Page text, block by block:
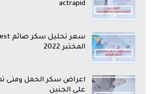
actrapid
المختبر 2022
اعراض سكر الحمل ومتى
على الجنين